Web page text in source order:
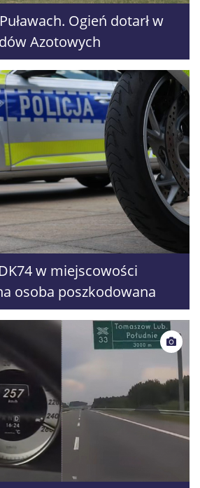
Ogień dotarł w
Azotowych
w miejscowości
osoba poszkodowana